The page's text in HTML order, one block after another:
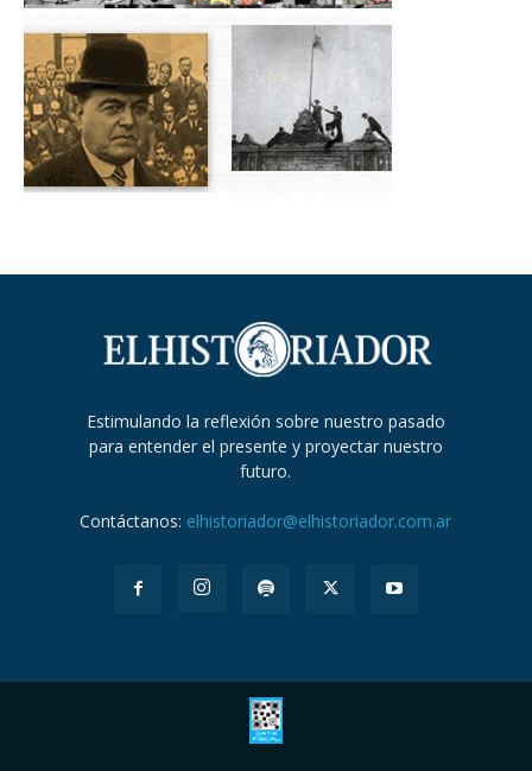
Estimulando la reflexión sobre nuestro pasado
para entender el presente y proyectar nuestro
futuro.
Contáctanos: elhistoriador@elhistoriador.com.ar